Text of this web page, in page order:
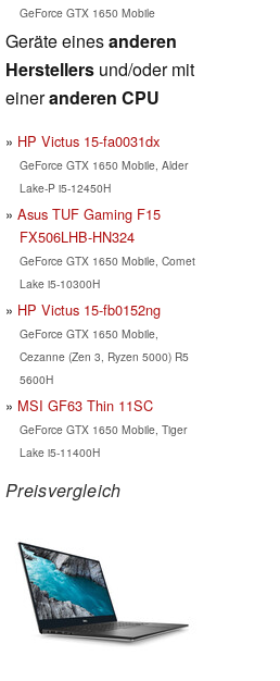
GeForce GTX 1650 Mobile
Geräte einesanderen
Herstellers und/oder mit
eineranderen CPU
HP Victus 15-fa0031dx
GeForce GTX 1650 Mobile, Alder
Lake-P i5-12450H
Asus TUF Gaming F15
FX506LHB-HN324
GeForce GTX 1650 Mobile, Comet
Lake i5-10300H
HP Victus 15-fb0152ng
GeForce GTX 1650 Mobile,
Cezanne (Zen 3, Ryzen 5000) R5
5600H
MSI GF63 Thin 11SC
GeForce GTX 1650 Mobile, Tiger
Lake i5-11400H
Preisvergleich